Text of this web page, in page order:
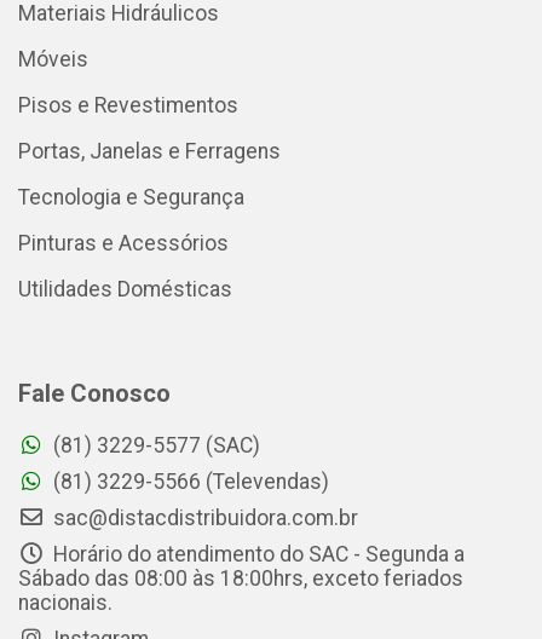
Materiais Hidráulicos
Móveis
Pisos e Revestimentos
Portas, Janelas e Ferragens
Tecnologia e Segurança
Pinturas e Acessórios
Utilidades Domésticas
Fale Conosco
(81) 3229-5577 (SAC)
(81) 3229-5566 (Televendas)
sac@distacdistribuidora.com.br
Horário do atendimento do SAC - Segunda a
Sábado das 08:00 às 18:00hrs, exceto feriados
nacionais.